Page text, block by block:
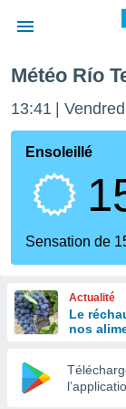
de
en
Météo Río
13:41
Ensoleillé
Sensation de
Actualité
Le
nos